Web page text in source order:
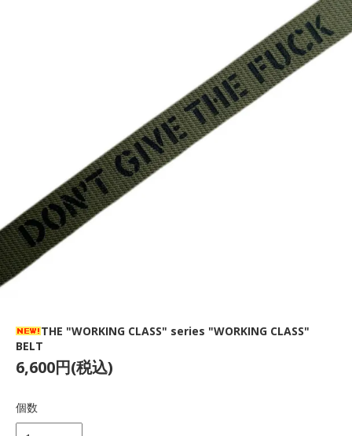
THE "WORKING CLASS" series "WORKING CLASS"
BELT
6,600円(税込)
個数